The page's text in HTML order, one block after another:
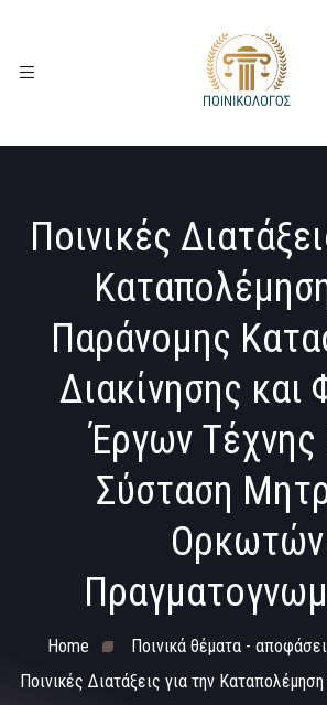
Ποινικές
Παράνομης
Διακίνησης και
Έργων Τέχνης
Σύσταση
Ορκωτών
Home
Ποινικά θέματα -
Ποινικές Διατάξεις για την